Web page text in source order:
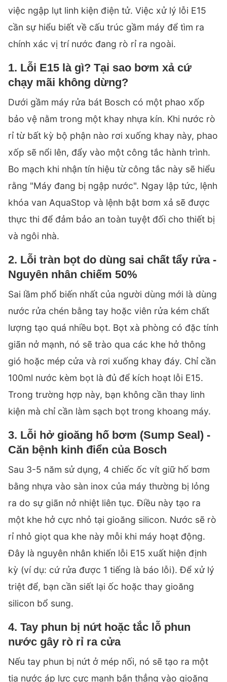
việc ngập lụt linh kiện điện tử. Việc xử lý lỗi E15
cần sự hiểu biết về cấu trúc gầm máy để tìm ra
chính xác vị trí nước đang rò rỉ ra ngoài.
1. Lỗi E15 là gì? Tại sao bơm xả cứ
chạy mãi không dừng?
Dưới gầm máy rửa bát Bosch có một phao xốp
bảo vệ nằm trong một khay nhựa kín. Khi nước rò
rỉ từ bất kỳ bộ phận nào rơi xuống khay này, phao
xốp sẽ nổi lên, đẩy vào một công tắc hành trình.
Bo mạch khi nhận tín hiệu từ công tắc này sẽ hiểu
rằng "Máy đang bị ngập nước". Ngay lập tức, lệnh
khóa van AquaStop và lệnh bật bơm xả sẽ được
thực thi để đảm bảo an toàn tuyệt đối cho thiết bị
và ngôi nhà.
2. Lỗi tràn bọt do dùng sai chất tẩy rửa -
Nguyên nhân chiếm 50%
Sai lầm phổ biến nhất của người dùng mới là dùng
nước rửa chén bằng tay hoặc viên rửa kém chất
lượng tạo quá nhiều bọt. Bọt xà phòng có đặc tính
giãn nở mạnh, nó sẽ trào qua các khe hở thông
gió hoặc mép cửa và rơi xuống khay đáy. Chỉ cần
100ml nước kèm bọt là đủ để kích hoạt lỗi E15.
Trong trường hợp này, bạn không cần thay linh
kiện mà chỉ cần làm sạch bọt trong khoang máy.
3. Lỗi hở gioăng hố bơm (Sump Seal) -
Căn bệnh kinh điển của Bosch
Sau 3-5 năm sử dụng, 4 chiếc ốc vít giữ hố bơm
bằng nhựa vào sàn inox của máy thường bị lỏng
ra do sự giãn nở nhiệt liên tục. Điều này tạo ra
một khe hở cực nhỏ tại gioăng silicon. Nước sẽ rò
rỉ nhỏ giọt qua khe này mỗi khi máy hoạt động.
Đây là nguyên nhân khiến lỗi E15 xuất hiện định
kỳ (ví dụ: cứ rửa được 1 tiếng là báo lỗi). Để xử lý
triệt để, bạn cần siết lại ốc hoặc thay gioăng
silicon bổ sung.
4. Tay phun bị nứt hoặc tắc lỗ phun
nước gây rò rỉ ra cửa
Nếu tay phun bị nứt ở mép nối, nó sẽ tạo ra một
tia nước áp lực cực mạnh bắn thẳng vào gioăng